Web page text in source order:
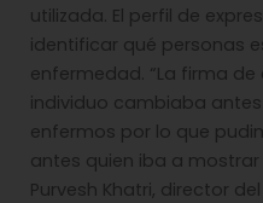
utilizada. El perfil de
identificar qué personas
enfermedad. “La firma
individuo cambiaba
enfermos por lo que
antes quien iba a
Purvesh Khatri, director